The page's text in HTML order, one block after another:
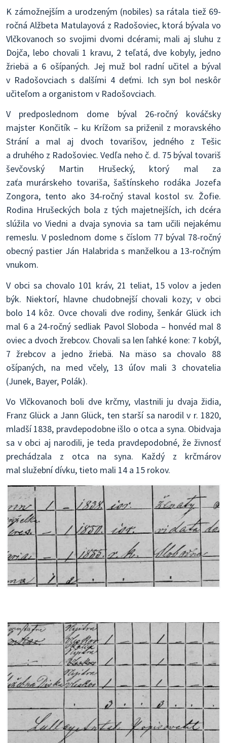
K zámožnejším a urodzeným (nobiles) sa rátala tiež 69-
ročná Alžbeta Matulayová z Radošoviec, ktorá bývala vo
Vlčkovanoch so svojimi dvomi dcérami; mali aj sluhu z
Dojča, lebo chovali 1 kravu, 2 teľatá, dve kobyly, jedno
žriebä a 6 ošípaných. Jej muž bol radní učitel a býval
v Radošovciach s dalšími 4 deťmi. Ich syn bol neskôr
učiteľom a organistom v Radošovciach.
V predposlednom dome býval 26-ročný kováčsky
majster Končitík – ku Krížom sa priženil z moravského
Strání a mal aj dvoch tovarišov, jedného z Tešic
a druhého z Radošoviec. Vedľa neho č. d. 75 býval tovariš
ševčovský Martin Hrušecký, ktorý mal za
zaťa murárskeho tovariša, šaštínskeho rodáka Jozefa
Zongora, tento ako 34-ročný staval kostol sv. Žofie.
Rodina Hrušeckých bola z tých majetnejších, ich dcéra
slúžila vo Viedni a dvaja synovia sa tam učili nejakému
remeslu. V poslednom dome s číslom 77 býval 78-ročný
obecný pastier Ján Halabrida s manželkou a 13-ročným
vnukom.
V obci sa chovalo 101 kráv, 21 teliat, 15 volov a jeden
býk. Niektorí, hlavne chudobnejší chovali kozy; v obci
bolo 14 kôz. Ovce chovali dve rodiny, šenkár Glück ich
mal 6 a 24-ročný sedliak Pavol Sloboda – honvéd mal 8
oviec a dvoch žrebcov. Chovali sa len ľahké kone: 7 kobýl,
7 žrebcov a jedno žriebä. Na mäso sa chovalo 88
ošípaných, na med včely, 13 úľov mali 3 chovatelia
(Junek, Bayer, Polák).
Vo Vlčkovanoch boli dve krčmy, vlastnili ju dvaja židia,
Franz Glück a Jann Glück, ten starší sa narodil v r. 1820,
mladší 1838, pravdepodobne išlo o otca a syna. Obidvaja
sa v obci aj narodili, je teda pravdepodobné, že živnosť
prechádzala z otca na syna. Každý z krčmárov
mal služební dívku, tieto mali 14 a 15 rokov.